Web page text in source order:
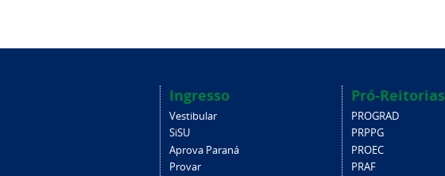
Ingresso
Vestibular
SiSU
Aprova Paraná
Provar
Pró-Reitorias
PROGRAD
PRPPG
PROEC
PRAF